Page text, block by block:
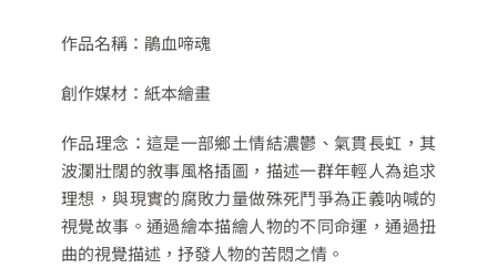
作品名稱：鵑血啼魂
創作媒材：紙本繪畫
作品理念：這是一部鄉土情結濃鬱、氣貫長虹，其
波瀾壯闊的敘事風格插圖，描述一群年輕人為追求
理想，與現實的腐敗力量做殊死鬥爭為正義呐喊的
視覺故事。通過繪本描繪人物的不同命運，通過扭
曲的視覺描述，抒發人物的苦悶之情。